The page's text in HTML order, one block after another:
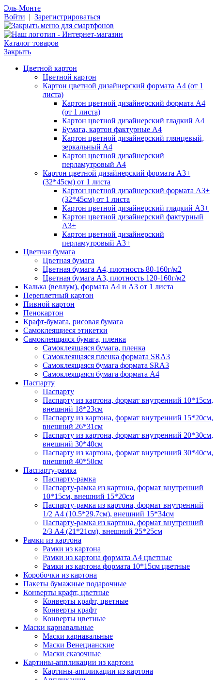
Эль-Монте
Войти | Зарегистрироваться
Каталог товаров
Закрыть
Цветной картон
Цветной картон
Картон цветной дизайнерский формата А4 (от 1
листа)
Картон цветной дизайнерский формата А4
(от 1 листа)
Картон цветной дизайнерский гладкий А4
Бумага, картон фактурные А4
Картон цветной дизайнерский глянцевый,
зеркальный А4
Картон цветной дизайнерский
перламутровый А4
Картон цветной дизайнерский формата А3+
(32*45см) от 1 листа
Картон цветной дизайнерский формата А3+
(32*45см) от 1 листа
Картон цветной дизайнерский гладкий А3+
Картон цветной дизайнерский фактурный
А3+
Картон цветной дизайнерский
перламутровый А3+
Цветная бумага
Цветная бумага
Цветная бумага А4, плотность 80-160г/м2
Цветная бумага А3, плотность 120-160г/м2
Калька (веллум), формата А4 и А3 от 1 листа
Переплетный картон
Пивной картон
Пенокартон
Крафт-бумага, рисовая бумага
Самоклеящиеся этикетки
Самоклеящаяся бумага, пленка
Самоклеящаяся бумага, пленка
Самоклеящаяся пленка формата SRА3
Самоклеящаяся бумага формата SRА3
Самоклеящаяся бумага формата А4
Паспарту
Паспарту
Паспарту из картона, формат внутренний 10*15см,
внешний 18*23см
Паспарту из картона, формат внутренний 15*20см,
внешний 26*31см
Паспарту из картона, формат внутренний 20*30см,
внешний 30*40см
Паспарту из картона, формат внутренний 30*40см,
внешний 40*50см
Паспарту-рамка
Паспарту-рамка
Паспарту-рамка из картона, формат внутренний
10*15см, внешний 15*20см
Паспарту-рамка из картона, формат внутренний
1/2 А4 (10.5*29.7см), внешний 15*34см
Паспарту-рамка из картона, формат внутренний
2/3 А4 (21*21см), внешний 25*25см
Рамки из картона
Рамки из картона
Рамки из картона формата А4 цветные
Рамки из картона формата 10*15см цветные
Коробочки из картона
Пакеты бумажные подарочные
Конверты крафт, цветные
Конверты крафт, цветные
Конверты крафт
Конверты цветные
Маски карнавальные
Маски карнавальные
Маски Венецианские
Маски сказочные
Картины-аппликации из картона
Картины-аппликации из картона